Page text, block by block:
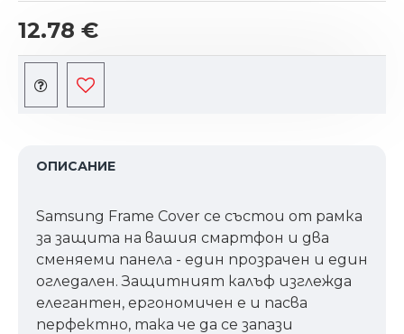
12.78 €
ОПИСАНИЕ
Samsung Frame Cover се състои от рамка
за защита на вашия смартфон и два
сменяеми панела - един прозрачен и един
огледален. Защитният калъф изглежда
елегантен, ергономичен е и пасва
перфектно, така че да се запази